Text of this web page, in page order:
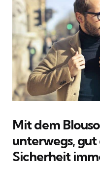
Mit dem
unterwegs,
Sicherheit